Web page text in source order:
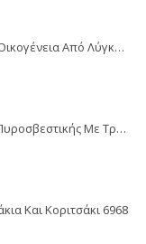
Playmobil Εικονολήπτης Και Οικογένεια Από Λύγκες 5561
Playmobil City Action Όχημα Πυροσβεστικής Με Τροχαλία Ρυμούλκησης 9466
Και Κοριτσάκι 6968